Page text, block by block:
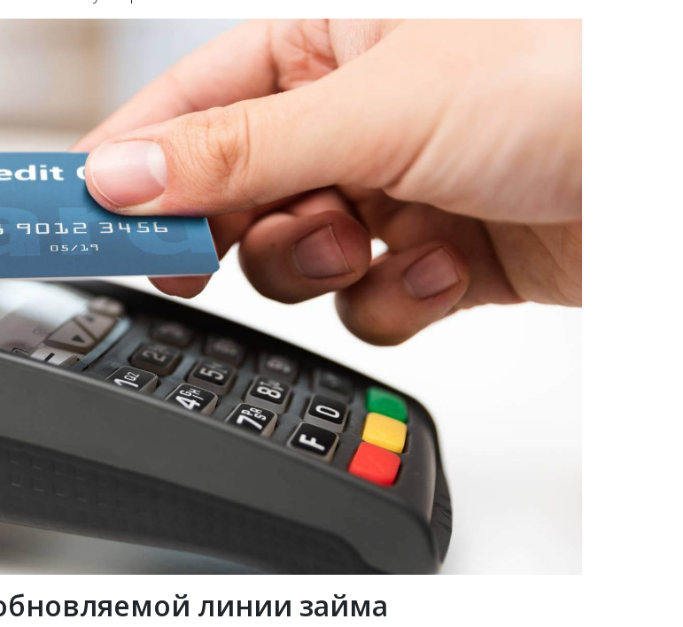
линии займа